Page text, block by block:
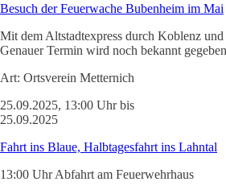
Besuch der Feuerwache Bubenheim im Mai
Mit dem Altstadtexpress durch Koblenz
Genauer Termin wird noch bekannt
Art: Ortsverein Metternich
25.09.2025, 13:00 Uhr bis
25.09.2025
Fahrt ins Blaue, Halbtagesfahrt ins Lahntal
13:00 Uhr Abfahrt am Feuerwehrhaus